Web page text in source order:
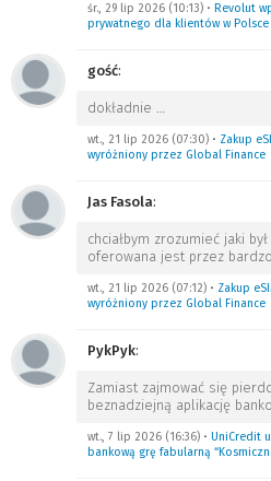
śr., 29 lip 2026 (10:13) • Revolut
prywatnego dla klientów w Polsce
gość:
dokładnie …
wt., 21 lip 2026 (07:30) • Zakup
wyróżniony przez Global Finance
Jas Fasola:
chciałbym zrozumieć jaki
oferowana jest przez
wt., 21 lip 2026 (07:12) • Zakup
wyróżniony przez Global Finance
PykPyk:
Zamiast zajmować się
beznadziejną aplikację
wt., 7 lip 2026 (16:36) • UniCredit
bankową grę fabularną